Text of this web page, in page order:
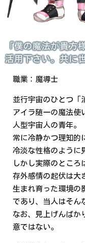
「僕の魔法が貴方
活用下さい。共に
職業：魔導士
並行宇宙のひとつ「
アイラ随一の魔法使
人型宇宙人の青年。
常に冷静かつ理知的
冷淡な性格のように
しかし実際のところ
存外感情の起伏は大
生まれ育った環境の
であり、当人はそん
なお、見上げんばか
意ではない。